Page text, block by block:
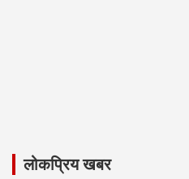
लोकप्रिय खबर